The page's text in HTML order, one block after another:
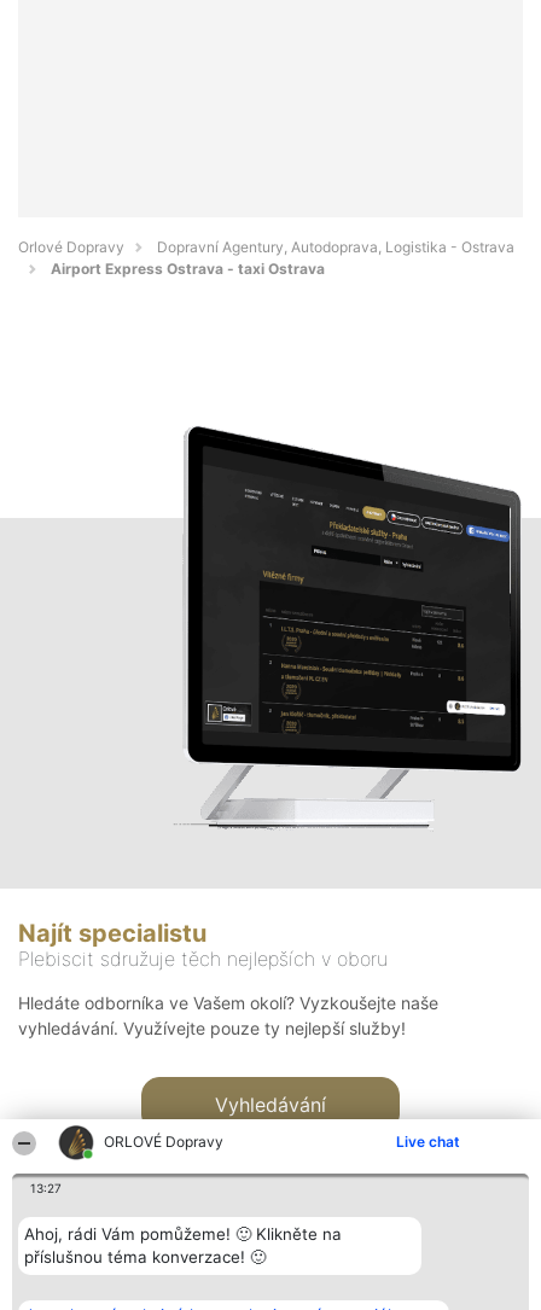
ORLOVÉ Dopravy Live chat
13:27
Ahoj, rádi Vám pomůžeme! 🙂 Klikněte na
příslušnou téma konverzace! 🙂
Orlové Dopravy
Dopravní Agentury, Autodoprava, Logistika - Ostrava
Airport Express Ostrava - taxi Ostrava
Najít specialistu
Plebiscit sdružuje těch nejlepších v oboru
Hledáte odborníka ve Vašem okolí? Vyzkoušejte naše
vyhledávání. Využívejte pouze ty nejlepší služby!
Vyhledávání
Bright Side Solutions sp. z o. Vítězové Kontakt